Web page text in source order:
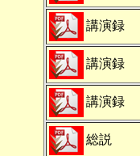
講演録
講演録
講演録
総説